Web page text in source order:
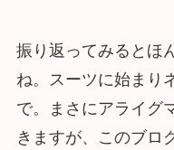
振り返ってみるとほ
ね。スーツに始まり
で。まさにアライグ
きますが、このブロ